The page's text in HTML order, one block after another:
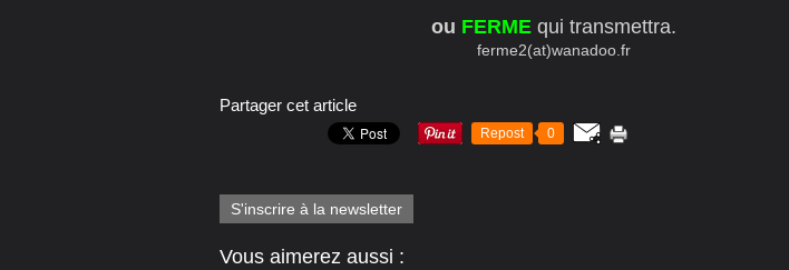
ou FERME qui transmettra.
ferme2(at)wanadoo.fr
Partager cet article
Repost 0
S'inscrire à la newsletter
Vous aimerez aussi :